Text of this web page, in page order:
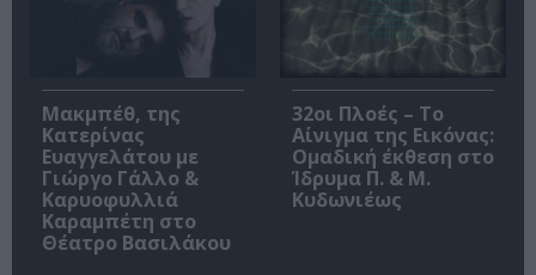
Μακμπέθ, της
Κατερίνας
Ευαγγελάτου με
Γιώργο Γάλλο &
Καρυοφυλλιά
Καραμπέτη στο
Θέατρο Βασιλάκου
32οι Πλοές – Το
Αίνιγμα της Εικόνας:
Ομαδική έκθεση στο
Ίδρυμα Π. & Μ.
Κυδωνιέως